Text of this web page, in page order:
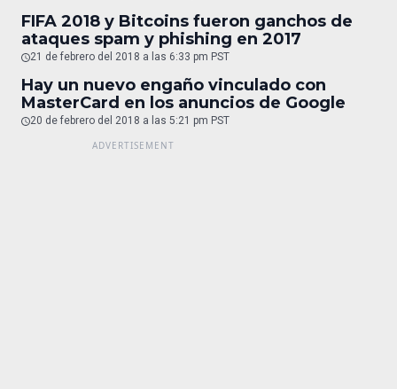
FIFA 2018 y Bitcoins fueron ganchos de
ataques spam y phishing en 2017
21 de febrero del 2018 a las 6:33 pm PST
Hay un nuevo engaño vinculado con
MasterCard en los anuncios de Google
20 de febrero del 2018 a las 5:21 pm PST